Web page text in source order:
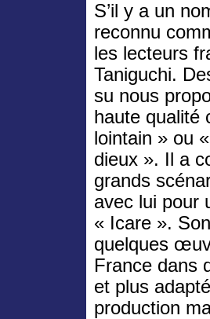
S’il y a un
reconnu
les lecteurs
Taniguchi.
su nous
haute qualité
lointain » ou
dieux ». Il a
grands
avec lui pour
« Icare ».
quelques
France dans
et plus
production